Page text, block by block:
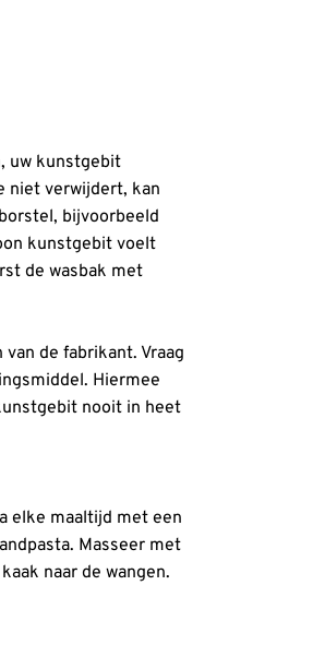
uw kunstgebit
niet verwijdert, kan
bijvoorbeeld
kunstgebit voelt
de wasbak met
de fabrikant. Vraag
Hiermee
nooit in heet
elke maaltijd met een
Masseer met
naar de wangen.